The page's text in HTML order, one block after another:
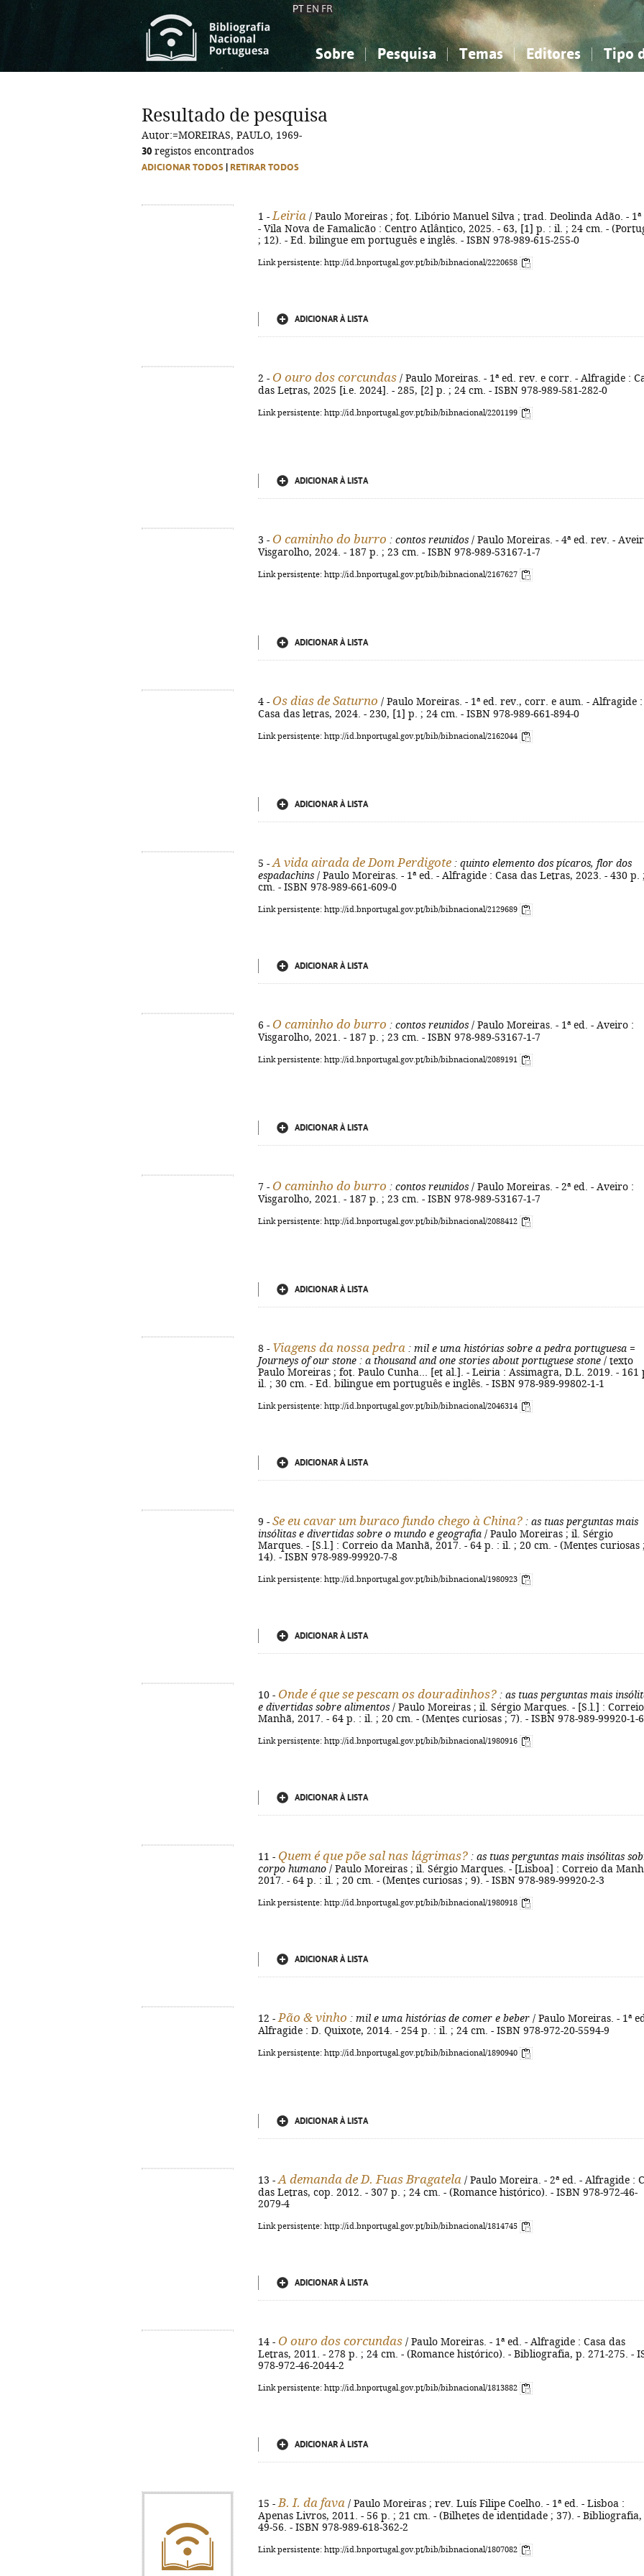
PT EN FR
Sobre Pesquisa Temas
Ciências sociais...
Editores Tipo
Ciências sociais...
Resultado de pesquisa
Autor:=MOREIRAS, PAULO, 1969-
30 registos encontrados
ADICIONAR TODOS RETIRAR TODOS
1 - Leiria / Paulo Moreiras ; fot. Libório Manuel Silva ; trad. Deolinda Adão. - 1ª
- Vila Nova de Famalicão : Centro Atlântico, 2025. - 63, [1] p. : il. ; 24 cm. -
; 12). - Ed. bilingue em português e inglês. - ISBN 978-989-615-255-0
Link persistente: http://id.bnportugal.gov.pt/bib/bibnacional/2220658
ADICIONAR À LISTA
2 - O ouro dos corcundas / Paulo Moreiras. - 1ª ed. rev. e corr. - Alfragide :
das Letras, 2025 [i.e. 2024]. - 285, [2] p. ; 24 cm. - ISBN 978-989-581-282-0
Link persistente: http://id.bnportugal.gov.pt/bib/bibnacional/2201199
ADICIONAR À LISTA
3 - O caminho do burro : contos reunidos / Paulo Moreiras. - 4ª ed. rev. -
Visgarolho, 2024. - 187 p. ; 23 cm. - ISBN 978-989-53167-1-7
Link persistente: http://id.bnportugal.gov.pt/bib/bibnacional/2167627
ADICIONAR À LISTA
4 - Os dias de Saturno / Paulo Moreiras. - 1ª ed. rev., corr. e aum. - Alfragide :
Casa das letras, 2024. - 230, [1] p. ; 24 cm. - ISBN 978-989-661-894-0
Link persistente: http://id.bnportugal.gov.pt/bib/bibnacional/2162044
ADICIONAR À LISTA
5 - A vida airada de Dom Perdigote : quinto elemento dos pícaros, flor dos
espadachins / Paulo Moreiras. - 1ª ed. - Alfragide : Casa das Letras, 2023. - 430 p.
cm. - ISBN 978-989-661-609-0
Link persistente: http://id.bnportugal.gov.pt/bib/bibnacional/2129689
ADICIONAR À LISTA
6 - O caminho do burro : contos reunidos / Paulo Moreiras. - 1ª ed. - Aveiro :
Visgarolho, 2021. - 187 p. ; 23 cm. - ISBN 978-989-53167-1-7
Link persistente: http://id.bnportugal.gov.pt/bib/bibnacional/2089191
ADICIONAR À LISTA
7 - O caminho do burro : contos reunidos / Paulo Moreiras. - 2ª ed. - Aveiro :
Visgarolho, 2021. - 187 p. ; 23 cm. - ISBN 978-989-53167-1-7
Link persistente: http://id.bnportugal.gov.pt/bib/bibnacional/2088412
ADICIONAR À LISTA
8 - Viagens da nossa pedra : mil e uma histórias sobre a pedra portuguesa =
Journeys of our stone : a thousand and one stories about portuguese stone / texto
Paulo Moreiras ; fot. Paulo Cunha... [et al.]. - Leiria : Assimagra, D.L. 2019. - 161
il. ; 30 cm. - Ed. bilingue em português e inglês. - ISBN 978-989-99802-1-1
Link persistente: http://id.bnportugal.gov.pt/bib/bibnacional/2046314
ADICIONAR À LISTA
9 - Se eu cavar um buraco fundo chego à China? : as tuas perguntas mais
insólitas e divertidas sobre o mundo e geografia / Paulo Moreiras ; il. Sérgio
Marques. - [S.l.] : Correio da Manhã, 2017. - 64 p. : il. ; 20 cm. - (Mentes curiosas
14). - ISBN 978-989-99920-7-8
Link persistente: http://id.bnportugal.gov.pt/bib/bibnacional/1980923
ADICIONAR À LISTA
10 - Onde é que se pescam os douradinhos? : as tuas perguntas mais
e divertidas sobre alimentos / Paulo Moreiras ; il. Sérgio Marques. - [S.l.] :
Manhã, 2017. - 64 p. : il. ; 20 cm. - (Mentes curiosas ; 7). - ISBN 978-989-99920-1-6
Link persistente: http://id.bnportugal.gov.pt/bib/bibnacional/1980916
ADICIONAR À LISTA
11 - Quem é que põe sal nas lágrimas? : as tuas perguntas mais insólitas
corpo humano / Paulo Moreiras ; il. Sérgio Marques. - [Lisboa] : Correio da
2017. - 64 p. : il. ; 20 cm. - (Mentes curiosas ; 9). - ISBN 978-989-99920-2-3
Link persistente: http://id.bnportugal.gov.pt/bib/bibnacional/1980918
ADICIONAR À LISTA
12 - Pão & vinho : mil e uma histórias de comer e beber / Paulo Moreiras. - 1ª
Alfragide : D. Quixote, 2014. - 254 p. : il. ; 24 cm. - ISBN 978-972-20-5594-9
Link persistente: http://id.bnportugal.gov.pt/bib/bibnacional/1890940
ADICIONAR À LISTA
13 - A demanda de D. Fuas Bragatela / Paulo Moreira. - 2ª ed. - Alfragide :
das Letras, cop. 2012. - 307 p. ; 24 cm. - (Romance histórico). - ISBN 978-972-46-
2079-4
Link persistente: http://id.bnportugal.gov.pt/bib/bibnacional/1814745
ADICIONAR À LISTA
14 - O ouro dos corcundas / Paulo Moreiras. - 1ª ed. - Alfragide : Casa das
Letras, 2011. - 278 p. ; 24 cm. - (Romance histórico). - Bibliografia, p. 271-275. -
978-972-46-2044-2
Link persistente: http://id.bnportugal.gov.pt/bib/bibnacional/1813882
ADICIONAR À LISTA
15 - B. I. da fava / Paulo Moreiras ; rev. Luís Filipe Coelho. - 1ª ed. - Lisboa :
Apenas Livros, 2011. - 56 p. ; 21 cm. - (Bilhetes de identidade ; 37). -
49-56. - ISBN 978-989-618-362-2
Link persistente: http://id.bnportugal.gov.pt/bib/bibnacional/1807082